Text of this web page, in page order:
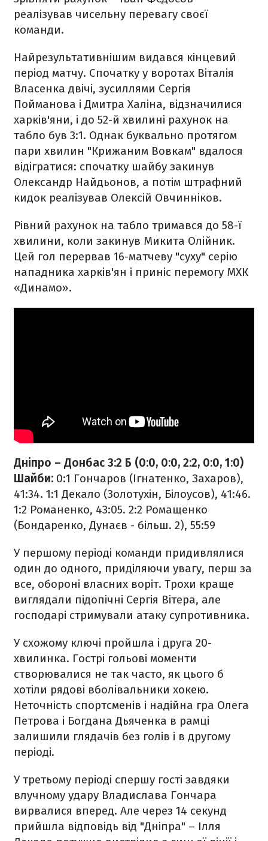
реалізував чисельну перевагу своєї
команди.
Найрезультативнішим видався кінцевий
період матчу. Спочатку у воротах Віталія
Власенка двічі, зусиллями Сергія
Пойманова і Дмитра Халіна, відзначилися
харків'яни, і до 52-й хвилині рахунок на
табло був 3:1. Однак буквально протягом
пари хвилин "Крижаним Вовкам" вдалося
відігратися: спочатку шайбу закинув
Олександр Найдьонов, а потім штрафний
кидок реалізував Олексій Овчинніков.
Рівний рахунок на табло тримався до 58-ї
хвилини, коли закинув Микита Олійник.
Цей гол перервав 16-матчеву "суху" серію
нападника харків'ян і приніс перемогу МХК
«Динамо».
Дніпро – Донбас 3:2 Б (0:0, 0:0, 2:2, 0:0, 1:0)
Шайби: 0:1 Гончаров (Ігнатенко, Захаров),
41:34. 1:1 Декало (Золотухін, Білоусов), 41:46.
1:2 Романенко, 43:05. 2:2 Ромащенко
(Бондаренко, Дунаєв - більш. 2), 55:59
У першому періоді команди придивлялися
один до одного, приділяючи увагу, перш за
все, обороні власних воріт. Трохи краще
виглядали підопічні Сергія Вітера, але
господарі стримували атаку супротивника.
У схожому ключі пройшла і друга 20-
хвилинка. Гострі гольові моменти
створювалися не так часто, як цього б
хотіли рядові вболівальники хокею.
Неточність спортсменів і надійна гра Олега
Петрова і Богдана Дьяченка в рамці
залишили глядачів без голів і в другому
періоді.
У третьому періоді спершу гості завдяки
влучному удару Владислава Гончара
вирвалися вперед. Але через 14 секунд
прийшла відповідь від "Дніпра" – Ілля